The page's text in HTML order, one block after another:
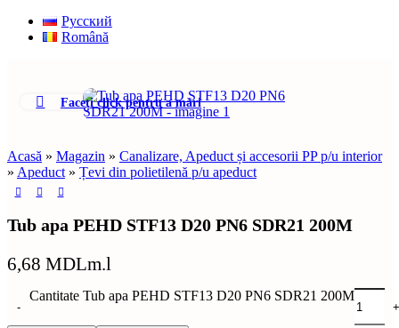
Русский
Română
Faceți click pentru a mări
Acasă » Magazin » Canalizare, Apeduct și accesorii PP p/u interior
» Apeduct » Țevi din polietilenă p/u apeduct
Tub apa PEHD STF13 D20 PN6 SDR21 200M
6,68 MDLm.l
Cantitate Tub apa PEHD STF13 D20 PN6 SDR21 200M